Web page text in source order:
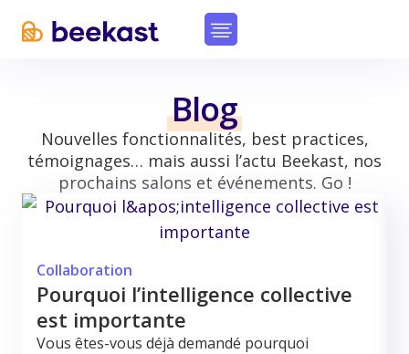
Blog
Nouvelles fonctionnalités, best practices,
témoignages… mais aussi l’actu Beekast, nos
prochains salons et événements. Go !
Collaboration
Pourquoi l’intelligence collective
est importante
Vous êtes-vous déjà demandé pourquoi